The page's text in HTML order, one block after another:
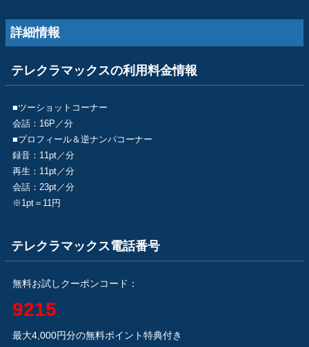
詳細情報
テレクラマックスの利用料金情報
■ツーショットコーナー
会話：16P／分
■プロフィール＆逆ナンパコーナー
録音：11pt／分
再生：11pt／分
会話：23pt／分
※1pt＝11円
テレクラマックス電話番号
無料お試しクーポンコード：
9215
最大4,000円分の無料ポイント特典付き